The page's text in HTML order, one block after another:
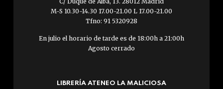
M-S 10.30-14.30 17.00-21.00 L 17.00-21.00
Tfno: 91 5320928
En julio el horario de tarde es de 18:00h a 21:00h
Agosto cerrado
LIBRERÍA ATENEO LA MALICIOSA